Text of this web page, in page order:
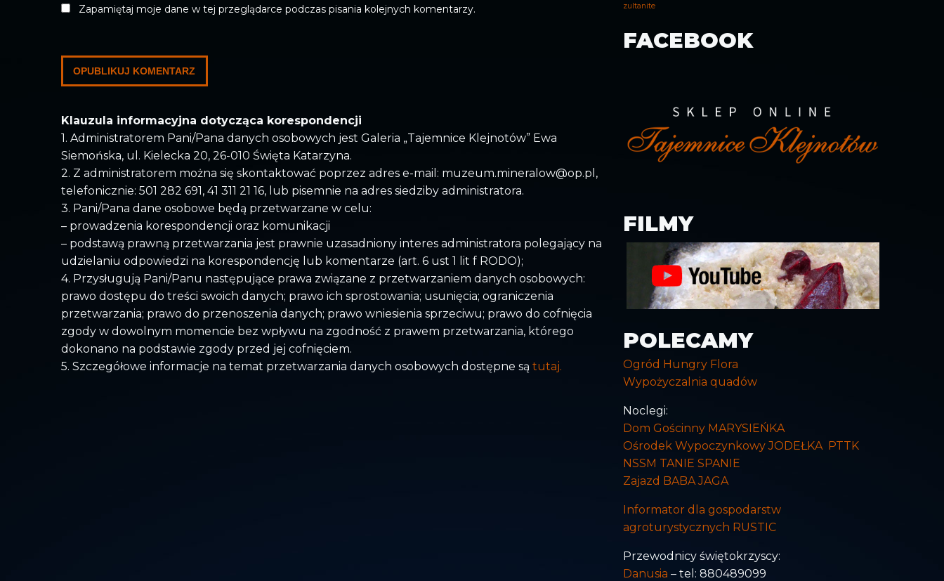
Zapamiętaj moje dane w tej przeglądarce podczas pisania kolejnych komentarzy.
Klauzula informacyjna dotycząca korespondencji
1. Administratorem Pani/Pana danych osobowych jest Galeria „Tajemnice Klejnotów” Ewa
Siemońska, ul. Kielecka 20, 26-010 Święta Katarzyna.
2. Z administratorem można się skontaktować poprzez adres e-mail: muzeum.mineralow@op.pl,
telefonicznie: 501 282 691, 41 311 21 16, lub pisemnie na adres siedziby administratora.
3. Pani/Pana dane osobowe będą przetwarzane w celu:
– prowadzenia korespondencji oraz komunikacji
– podstawą prawną przetwarzania jest prawnie uzasadniony interes administratora polegający na
udzielaniu odpowiedzi na korespondencję lub komentarze (art. 6 ust 1 lit f RODO);
4. Przysługują Pani/Panu następujące prawa związane z przetwarzaniem danych osobowych:
prawo dostępu do treści swoich danych; prawo ich sprostowania; usunięcia; ograniczenia
przetwarzania; prawo do przenoszenia danych; prawo wniesienia sprzeciwu; prawo do cofnięcia
zgody w dowolnym momencie bez wpływu na zgodność z prawem przetwarzania, którego
dokonano na podstawie zgody przed jej cofnięciem.
5. Szczegółowe informacje na temat przetwarzania danych osobowych dostępne są tutaj.
zultanite
FACEBOOK
FILMY
POLECAMY
Ogród Hungry Flora
Wypożyczalnia quadów
Noclegi:
Dom Gościnny MARYSIEŃKA
Ośrodek Wypoczynkowy JODEŁKA PTTK
NSSM TANIE SPANIE
Zajazd BABA JAGA
Informator dla gospodarstw
agroturystycznych RUSTIC
Przewodnicy świętokrzyscy:
Danusia – tel: 880489099